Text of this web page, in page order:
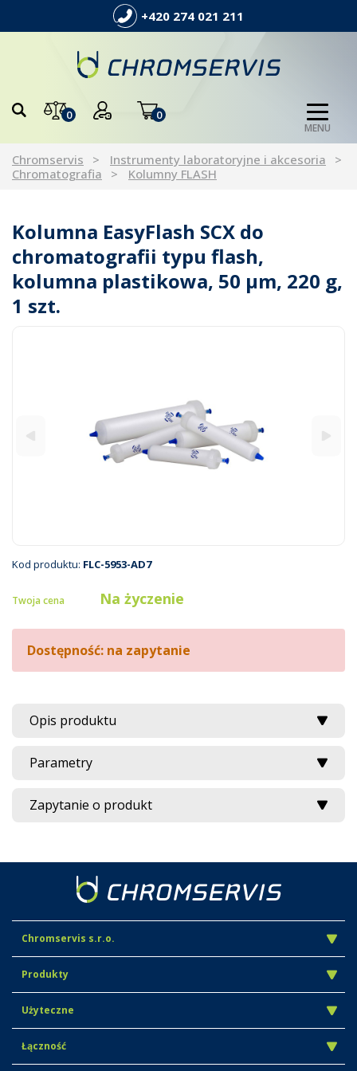
+420 274 021 211
0 0
MENU
Chromservis
Instrumenty laboratoryjne i akcesoria
Chromatografia
Kolumny FLASH
Kolumna EasyFlash SCX do
chromatografii typu flash,
kolumna plastikowa, 50 µm, 220 g,
1 szt.
Kod produktu: FLC-5953-AD7
Twoja cena Na życzenie
Dostępność: na zapytanie
Opis produktu
Parametry
Zapytanie o produkt
Chromservis s.r.o.
Produkty
Użyteczne
Łączność